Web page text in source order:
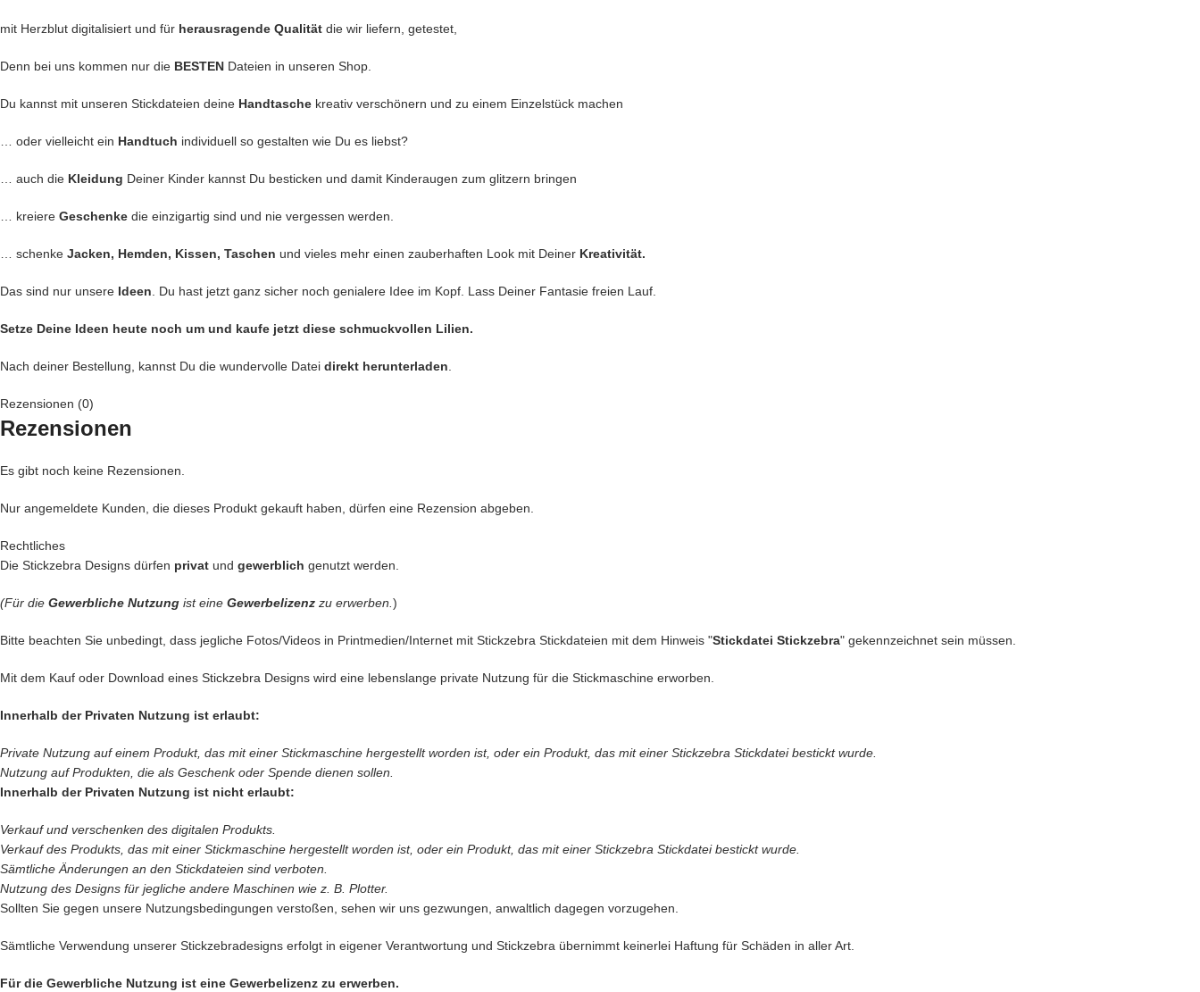
mit Herzblut digitalisiert und für herausragende Qualität die wir liefern, getestet,
Denn bei uns kommen nur die BESTEN Dateien in unseren Shop.
Du kannst mit unseren Stickdateien deine Handtasche kreativ verschönern und zu einem Einzelstück machen
… oder vielleicht ein Handtuch individuell so gestalten wie Du es liebst?
… auch die Kleidung Deiner Kinder kannst Du besticken und damit Kinderaugen zum glitzern bringen
… kreiere Geschenke die einzigartig sind und nie vergessen werden.
… schenke Jacken, Hemden, Kissen, Taschen und vieles mehr einen zauberhaften Look mit Deiner Kreativität.
Das sind nur unsere Ideen . Du hast jetzt ganz sicher noch genialere Idee im Kopf. Lass Deiner Fantasie freien Lauf.
Setze Deine Ideen heute noch um und kaufe jetzt diese schmuckvollen Lilien.
Nach deiner Bestellung, kannst Du die wundervolle Datei direkt herunterladen
Rezensionen (0)
Rezensionen
Es gibt noch keine Rezensionen.
Nur angemeldete Kunden, die dieses Produkt gekauft haben, dürfen eine Rezension abgeben.
Rechtliches
Die Stickzebra Designs dürfen privat und gewerblich genutzt werden.
(Für die Gewerbliche Nutzung ist eine Gewerbelizenz zu erwerben. )
Bitte beachten Sie unbedingt, dass jegliche Fotos/Videos in Printmedien/Internet mit Stickzebra Stickdateien mit dem Hinweis "Stickdatei Stickzebra" gekennzeichnet sein müssen.
Mit dem Kauf oder Download eines Stickzebra Designs wird eine lebenslange private Nutzung für die Stickmaschine erworben.
Innerhalb der Privaten Nutzung ist erlaubt:
Private Nutzung auf einem Produkt, das mit einer Stickmaschine hergestellt worden ist, oder ein Produkt, das mit einer Stickzebra Stickdatei bestickt wurde.
Nutzung auf Produkten, die als Geschenk oder Spende dienen sollen.
Innerhalb der Privaten Nutzung ist nicht erlaubt:
Verkauf und verschenken des digitalen Produkts.
Verkauf des Produkts, das mit einer Stickmaschine hergestellt worden ist, oder ein Produkt, das mit einer Stickzebra Stickdatei bestickt wurde.
Sämtliche Änderungen an den Stickdateien sind verboten.
Nutzung des Designs für jegliche andere Maschinen wie z. B. Plotter.
Sollten Sie gegen unsere Nutzungsbedingungen verstoßen, sehen wir uns gezwungen, anwaltlich dagegen vorzugehen.
Sämtliche Verwendung unserer Stickzebradesigns erfolgt in eigener Verantwortung und Stickzebra übernimmt keinerlei Haftung für Schäden in aller Art.
Für die Gewerbliche Nutzung ist eine Gewerbelizenz zu erwerben.